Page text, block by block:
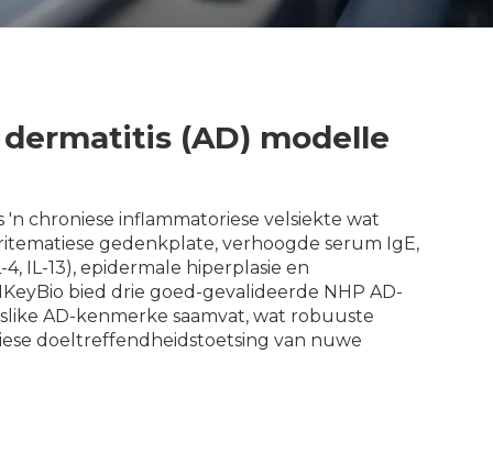
(AD) modelle
'n chroniese inflammatoriese velsiekte wat
gedenkplate, verhoogde serum IgE,
IL-13), epidermale hiperplasie en
bied drie goed-gevalideerde NHP AD-
AD-kenmerke saamvat, wat robuuste
doeltreffendheidstoetsing van nuwe